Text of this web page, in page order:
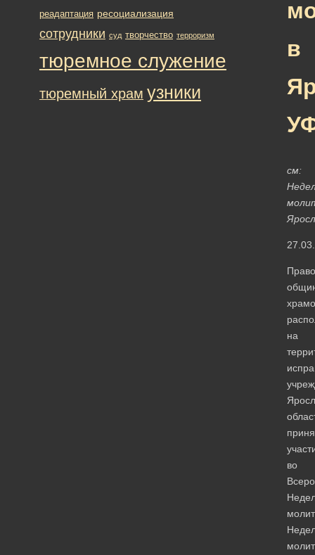
в
см:
на
во
реадаптация ресоциализация
сотрудники суд творчество терроризм
тюремное служение
тюремный храм узники